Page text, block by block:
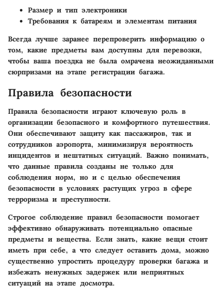
Размер и тип электроники
Требования к батареям и элементам питания
Всегда лучше заранее перепроверить информацию о
том, какие предметы вам доступны для перевозки,
чтобы ваша поездка не была омрачена неожиданными
сюрпризами на этапе регистрации багажа.
Правила безопасности
Правила безопасности играют ключевую роль в
организации безопасного и комфортного путешествия.
Они обеспечивают защиту как пассажиров, так и
сотрудников аэропорта, минимизируя вероятность
инцидентов и нештатных ситуаций. Важно понимать,
что данные правила созданы не только для
соблюдения норм, но и с целью обеспечения
безопасности в условиях растущих угроз в сфере
терроризма и преступности.
Строгое соблюдение правил безопасности помогает
эффективно обнаруживать потенциально опасные
предметы и вещества. Если знать, какие вещи стоит
иметь при себе, а что следует оставить дома, можно
существенно упростить процедуру проверки багажа и
избежать ненужных задержек или неприятных
ситуаций на этапе досмотра.